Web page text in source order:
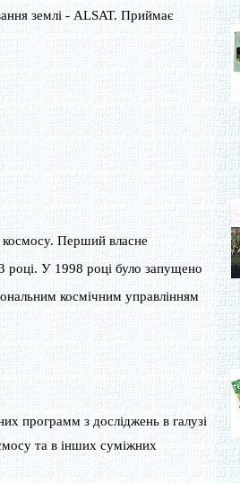
землі - ALSAT. Приймає
космосу. Перший власне
році. У 1998 році було запущено
космічним управлінням
программ з досліджень в галузі
та в інших суміжних